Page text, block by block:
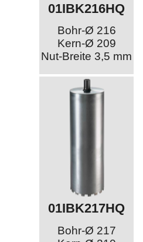
01IBK216HQ
Bohr-Ø 216
Kern-Ø 209
Nut-Breite 3,5 mm
01IBK217HQ
Bohr-Ø 217